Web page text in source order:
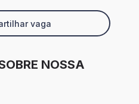
vaga
NOSSA